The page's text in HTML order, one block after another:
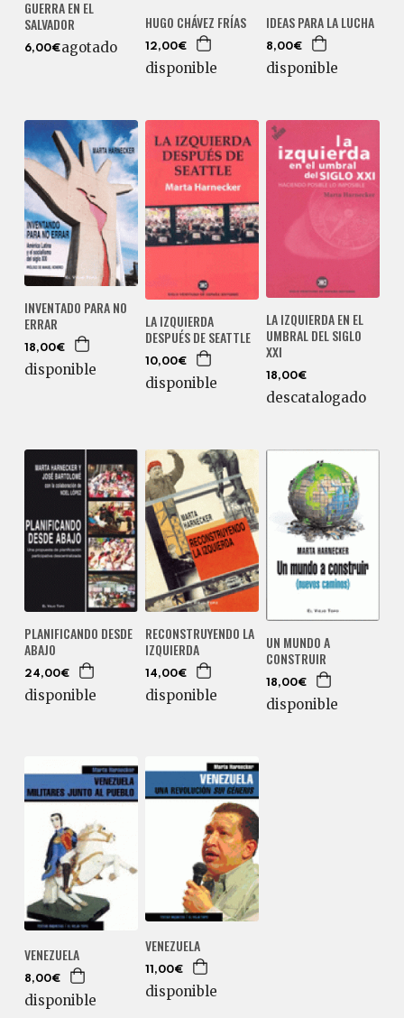
GUERRA EN EL
SALVADOR
6,00€agotado
HUGO CHÁVEZ FRÍAS
12,00€
disponible
IDEAS PARA LA LUCHA
8,00€
disponible
INVENTADO PARA NO
ERRAR
18,00€
disponible
LA IZQUIERDA
DESPUÉS DE SEATTLE
10,00€
disponible
LA IZQUIERDA EN EL
UMBRAL DEL SIGLO
XXI
18,00€
descatalogado
PLANIFICANDO DESDE
ABAJO
24,00€
disponible
RECONSTRUYENDO LA
IZQUIERDA
14,00€
disponible
UN MUNDO A
CONSTRUIR
18,00€
disponible
VENEZUELA
8,00€
disponible
VENEZUELA
11,00€
disponible